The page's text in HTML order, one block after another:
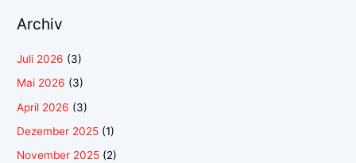
Archiv
Juli 2026 (3)
Mai 2026 (3)
April 2026 (3)
Dezember 2025 (1)
November 2025 (2)